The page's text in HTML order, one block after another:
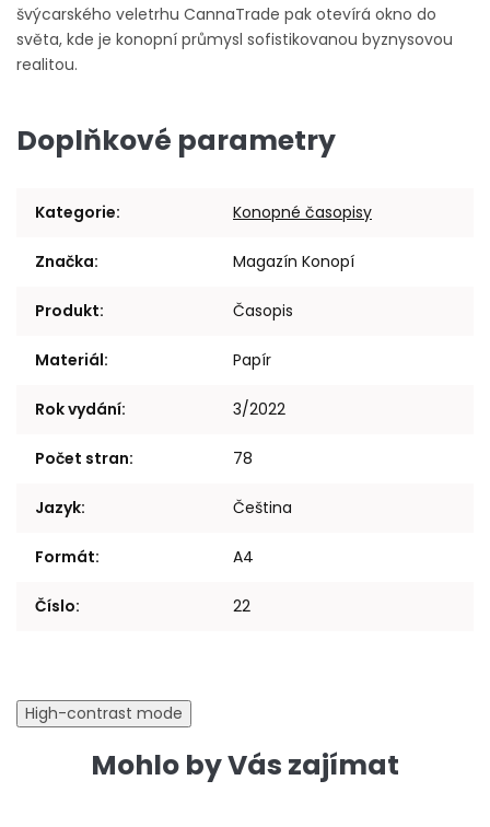
švýcarského veletrhu CannaTrade pak otevírá okno do
světa, kde je konopní průmysl sofistikovanou byznysovou
realitou.
Doplňkové parametry
Kategorie: Konopné časopisy
Značka: Magazín Konopí
Produkt: Časopis
Materiál: Papír
Rok vydání: 3/2022
Počet stran: 78
Jazyk: Čeština
Formát: A4
Číslo: 22
High-contrast mode
Mohlo by Vás zajímat